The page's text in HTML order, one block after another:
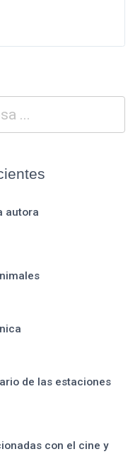
autora
de las estaciones
con el cine y